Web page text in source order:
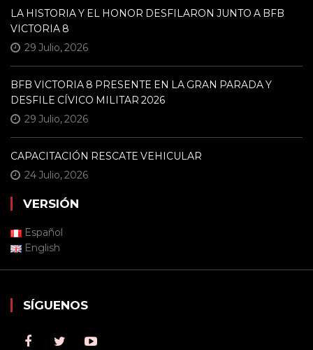
LA HISTORIA Y EL HONOR DESFILARON JUNTO A BFB
VICTORIA 8
29 Julio, 2026
BFB VICTORIA 8 PRESENTE EN LA GRAN PARADA Y
DESFILE CÍVICO MILITAR 2026
29 Julio, 2026
CAPACITACIÓN RESCATE VEHICULAR
24 Julio, 2026
VERSIÓN
Español
English
SÍGUENOS